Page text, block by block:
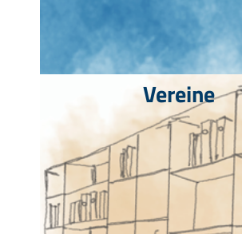
Vereine